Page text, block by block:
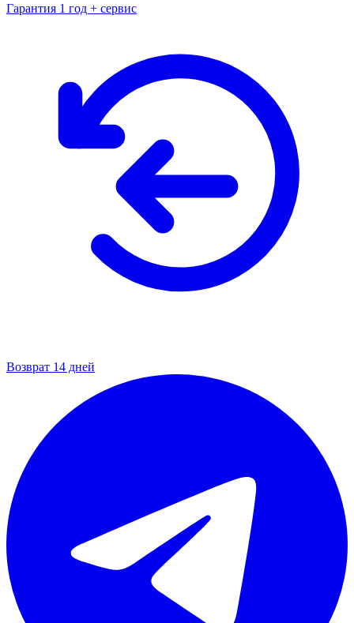
Гарантия 1 год + сервис
Возврат 14 дней